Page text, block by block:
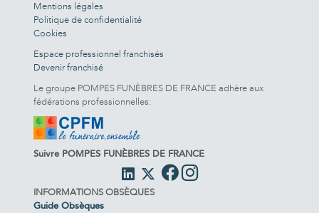
Mentions légales
Politique de confidentialité
Cookies
Espace professionnel franchisés
Devenir franchisé
Le groupe POMPES FUNÈBRES DE FRANCE adhère aux
fédérations professionnelles:
Suivre POMPES FUNÈBRES DE FRANCE
INFORMATIONS OBSÈQUES
Guide Obsèques